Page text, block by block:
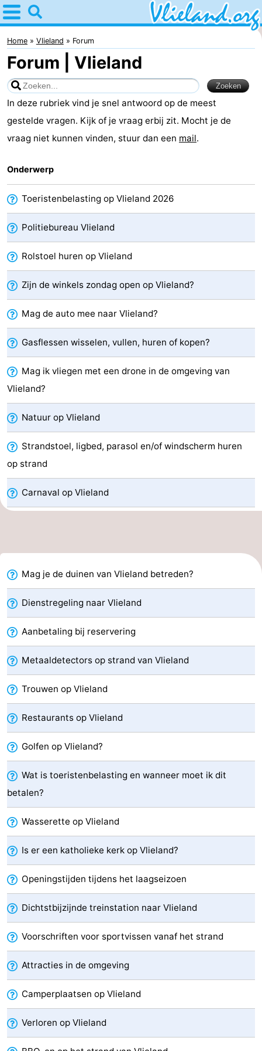
Home
Vlieland
Tips
Voor
kinderen
Natuur
Overnachten
Appartementen
-
Vlieduyn
Campings
Hotels
minutes
Strand
Zien
&
doen
Bezienswaardigheden
-
Monumenten
-
Uitkijkpunten
Attracties
-
Rondvaarten
Rondleidingen
-
Fietsen
-
Wandelen
-
Wadlopen
Dokter
Deen
Eten
en
drinken
Zeehonden
Vuurtoren
Evenementen
Praktisch
Forum
Route
-
Boot
Waddenhoppen
Reisboekenwinkel
Nieuws
Home Vlieland Forum
Forum | Vlieland
In deze rubriek vind je snel antwoord op de meest
gestelde vragen. Kijk of je vraag erbij zit. Mocht je de
vraag niet kunnen vinden, stuur dan een mail.
Onderwerp
Toeristenbelasting op Vlieland 2026
Politiebureau Vlieland
Rolstoel huren op Vlieland
Zijn de winkels zondag open op Vlieland?
Mag de auto mee naar Vlieland?
Gasflessen wisselen, vullen, huren of kopen?
Mag ik vliegen met een drone in de omgeving van
Vlieland?
Natuur op Vlieland
Strandstoel, ligbed, parasol en/of windscherm huren
op strand
Carnaval op Vlieland
Mag je de duinen van Vlieland betreden?
Dienstregeling naar Vlieland
Aanbetaling bij reservering
Metaaldetectors op strand van Vlieland
Trouwen op Vlieland
Restaurants op Vlieland
Golfen op Vlieland?
Wat is toeristenbelasting en wanneer moet ik dit
betalen?
Wasserette op Vlieland
Is er een katholieke kerk op Vlieland?
Openingstijden tijdens het laagseizoen
Dichtstbijzijnde treinstation naar Vlieland
Voorschriften voor sportvissen vanaf het strand
Attracties in de omgeving
Camperplaatsen op Vlieland
Verloren op Vlieland